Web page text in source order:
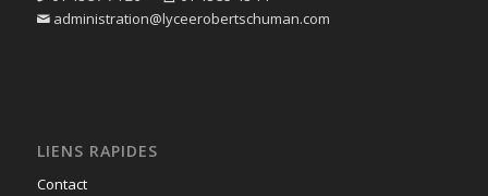
administration@lyceerobertschuman.com
LIENS RAPIDES
Contact